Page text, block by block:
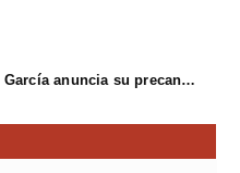
Ángel García anuncia su precandidatura para optar a la reelección como alcalde de Siero en 2027